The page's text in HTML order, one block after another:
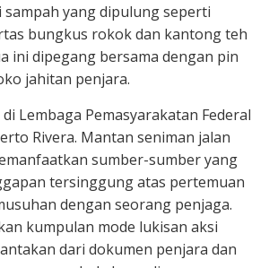
sampah yang dipulung seperti
bungkus rokok dan kantong teh
ini dipegang bersama dengan pin
jahitan penjara.
Lembaga Pemasyarakatan Federal
Rivera. Mantan seniman jalan
sumber-sumber yang
tersinggung atas pertemuan
dengan seorang penjaga.
kumpulan mode lukisan aksi
dari dokumen penjara dan